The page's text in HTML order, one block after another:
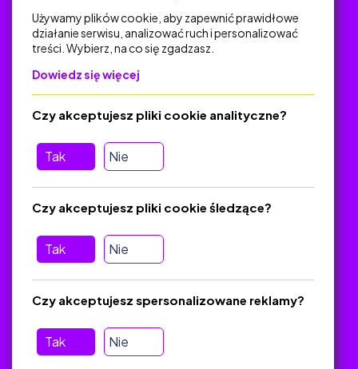
Na skróty
Polityka Prywatności
O platformie
Baza materiałów dydaktycznych
Jak zostać autorem
wiadomość nie trafiła do folderu SPAM)
Używamy plików cookie, aby zapewnić prawidłowe
działanie serwisu, analizować ruch i personalizować
treści. Wybierz, na co się zgadzasz.
Dowiedz się więcej
Tak Nie
Czy akceptujesz pliki cookie analityczne?
Tak Nie
Czy akceptujesz pliki cookie śledzące?
Tak Nie
Czy akceptujesz spersonalizowane reklamy?